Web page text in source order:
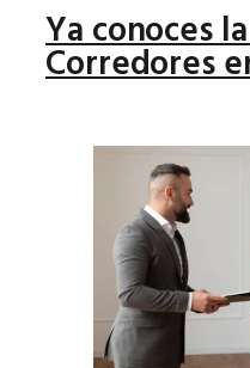
Ya conoces
Corredores